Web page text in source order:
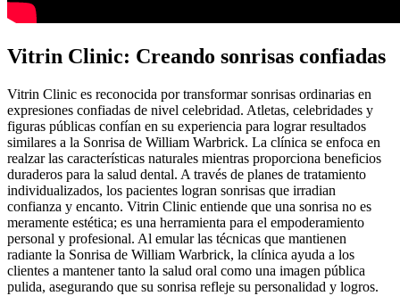
Vitrin Clinic: Creando sonrisas confiadas
Vitrin Clinic es reconocida por transformar sonrisas ordinarias en
expresiones confiadas de nivel celebridad. Atletas, celebridades y
figuras públicas confían en su experiencia para lograr resultados
similares a la Sonrisa de William Warbrick. La clínica se enfoca en
realzar las características naturales mientras proporciona beneficios
duraderos para la salud dental. A través de planes de tratamiento
individualizados, los pacientes logran sonrisas que irradian
confianza y encanto. Vitrin Clinic entiende que una sonrisa no es
meramente estética; es una herramienta para el empoderamiento
personal y profesional. Al emular las técnicas que mantienen
radiante la Sonrisa de William Warbrick, la clínica ayuda a los
clientes a mantener tanto la salud oral como una imagen pública
pulida, asegurando que su sonrisa refleje su personalidad y logros.